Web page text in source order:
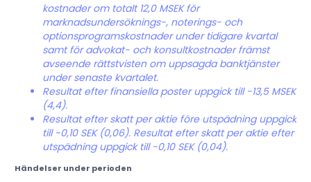
kostnader om totalt 12,0 MSEK för
marknadsundersöknings-, noterings- och
optionsprogramskostnader under tidigare kvartal
samt för advokat- och konsultkostnader främst
avseende rättstvisten om uppsagda banktjänster
under senaste kvartalet.
Resultat efter finansiella poster uppgick till -13,5 MSEK
(4,4).
Resultat efter skatt per aktie före utspädning uppgick
till -0,10 SEK (0,06). Resultat efter skatt per aktie efter
utspädning uppgick till -0,10 SEK (0,04).
Händelser under perioden